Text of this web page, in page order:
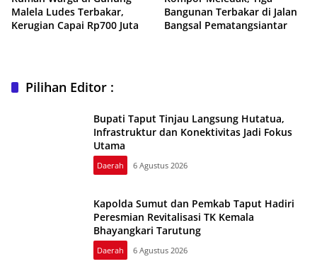
Malela Ludes Terbakar,
Kerugian Capai Rp700 Juta
Bangunan Terbakar di Jalan
Bangsal Pematangsiantar
Pilihan Editor :
Bupati Taput Tinjau Langsung Hutatua,
Infrastruktur dan Konektivitas Jadi Fokus
Utama
Daerah 6 Agustus 2026
Kapolda Sumut dan Pemkab Taput Hadiri
Peresmian Revitalisasi TK Kemala
Bhayangkari Tarutung
Daerah 6 Agustus 2026